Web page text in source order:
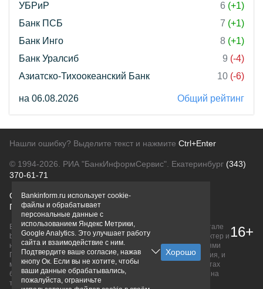
УБРиР
6 (+1)
Банк ПСБ
7 (+1)
Банк Инго
8 (+1)
Банк Уралсиб
9 (-4)
Азиатско-Тихоокеанский Банк
10 (-6)
на 06.08.2026 Общий рейтинг
Нашли ошибку? Выделите текст и нажмите Ctrl+Enter
© 1994-2026. РИА "БанкИнформСервис". Екатеринбург (343)
370-61-71
О проектеПолитика конфиденциальности
Правовая информацияДля рекламодателей
Вся информация о продуктах банков, размещенная на портале
bankinform.ru, носит исключительно ознакомительный характер и
не является публичной офертой, определяемой положениями
ГК РФ. Информация не содержит точного и полного описания, и
может быть изменена. Конечные условия уточняйте на сайтах
банков или при личном обращении. Исключительное право на
товарные знаки принадлежит их правообладателям.
16+
Bankinform.ru использует cookie-
файлы и обрабатывает
персональные данные с
использованием Яндекс Метрики,
Google Analytics. Это улучшает работу
сайта и взаимодействие с ним.
Подтвердите ваше согласие, нажав
кнопу Ок. Если вы не хотите, чтобы
ваши данные обрабатывались,
пожалуйста, ограничьте